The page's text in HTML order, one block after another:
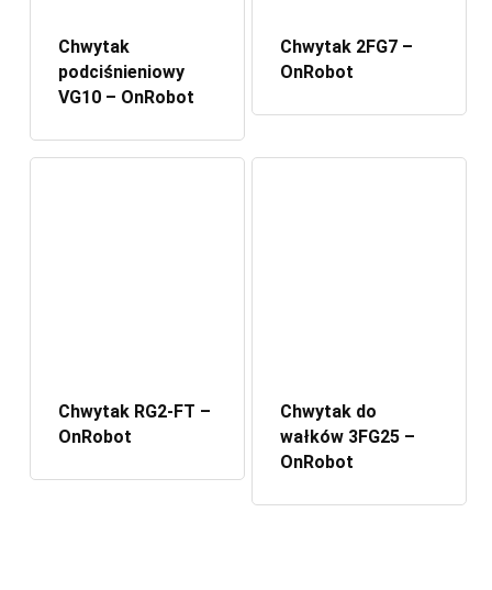
Chwytak
podciśnieniowy
VG10 – OnRobot
Chwytak 2FG7 –
OnRobot
Chwytak RG2-FT –
OnRobot
Chwytak do
wałków 3FG25 –
OnRobot